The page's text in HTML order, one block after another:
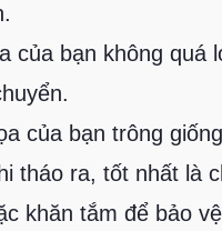
của bạn không
của bạn trông
tháo ra, tốt nhất là
khăn tắm để bảo